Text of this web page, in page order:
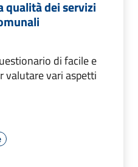
qualità dei servizi
di facile e
valutare vari aspetti